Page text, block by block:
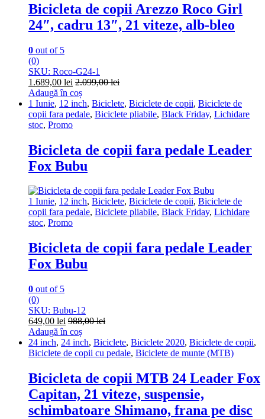
Bicicleta de copii Arezzo Roco Girl
24″, cadru 13″, 21 viteze, alb-bleo
0 out of 5
(0)
SKU: Roco-G24-1
1.689,00 lei 2.099,00lei
Adaugă în coș
1 Iunie, 12 inch, Biciclete, Biciclete de copii, Biciclete de
copii fara pedale, Biciclete pliabile, Black Friday, Lichidare
stoc, Promo
Bicicleta de copii fara pedale Leader
Fox Bubu
1 Iunie, 12 inch, Biciclete, Biciclete de copii, Biciclete de
copii fara pedale, Biciclete pliabile, Black Friday, Lichidare
stoc, Promo
Bicicleta de copii fara pedale Leader
Fox Bubu
0 out of 5
(0)
SKU: Bubu-12
649,00 lei 988,00lei
Adaugă în coș
24 inch, 24 inch, Biciclete, Biciclete 2020, Biciclete de copii,
Biciclete de copii cu pedale, Biciclete de munte (MTB)
Bicicleta de copii MTB 24 Leader Fox
Capitan, 21 viteze, suspensie,
schimbatoare Shimano, frana pe disc